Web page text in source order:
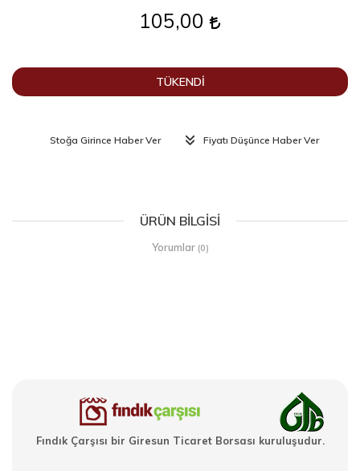
105,00
TÜKENDİ
Stoğa Girince Haber Ver Fiyatı Düşünce Haber Ver
ÜRÜN BILGISI
Yorumlar (0)
Fındık Çarşısı bir Giresun Ticaret Borsası kuruluşudur.